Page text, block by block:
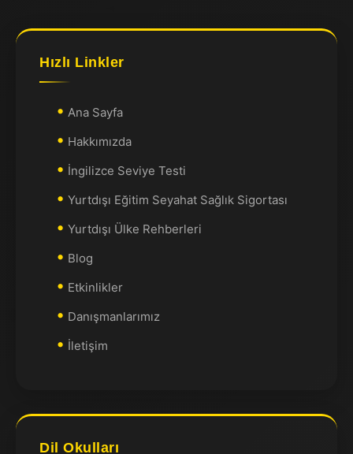
Hızlı Linkler
Ana Sayfa
Hakkımızda
İngilizce Seviye Testi
Yurtdışı Eğitim Seyahat Sağlık Sigortası
Yurtdışı Ülke Rehberleri
Blog
Etkinlikler
Danışmanlarımız
İletişim
Dil Okulları